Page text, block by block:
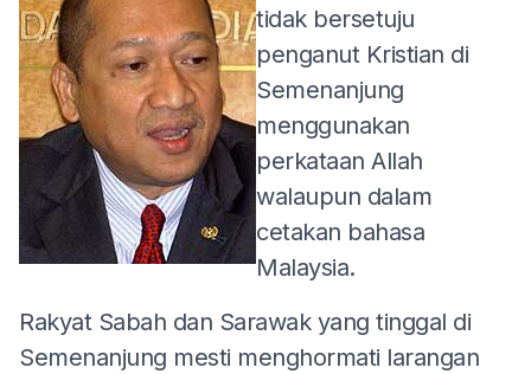
tidak bersetuju
penganut Kristian di
Semenanjung
menggunakan
perkataan Allah
walaupun dalam
cetakan bahasa
Malaysia.
Rakyat Sabah dan Sarawak yang tinggal di
Semenanjung mesti menghormati larangan